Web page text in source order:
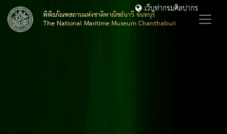
พิพิธภัณฑสถานแห่งชาติพาณิชย์นาวี จันทบุรี
The National Maritime Museum Chanthaburi
เว็บท่ากรมศิลปากร